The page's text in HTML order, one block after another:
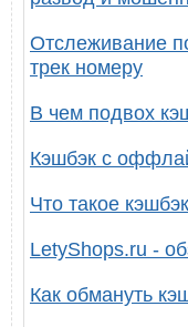
Отслеживание
трек номеру
В чем подвох
Кэшбэк с
Что такое
LetyShops.ru -
Как обмануть